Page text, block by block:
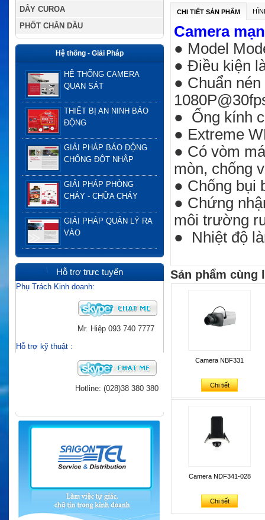
DÂY CUROA
PHỐT CHẮN DẦU
Hệ thống - Giải Pháp
HỆ THỐNG CAMERA
QUAN SÁT
THIẾT BỊ AN NINH BÁO
ĐỘNG
GIẢI PHÁP BÁO ĐỘNG
CHỐNG ĐỘT NHẬP
GIẢI PHÁP PHÒNG
CHÁY - CHỮA CHÁY
GIẢI PHÁP QUẢN LÝ RA
VÀO
Hỗ trợ trực tuyến
Phụ Trách Kinh doanh:
Mr. Hiệp 093 740 7777
Hỗ trợ kỹ thuật :
Hotline: (028)38 380 380
CHI TIẾT SẢN PHẨM
Camera
● Model
● Điều kiện
● Chuẩn
● Ống kính
● Extreme
● Có vòm
mòn, chống
● Chống bụi
● Chứng
môi trường
● Nhiệt độ
Sản phẩm cùng
Camera NBF331
Chi tiết
Camera NDF341-028
Chi tiết